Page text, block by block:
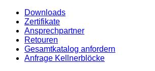
Downloads
Zertifikate
Ansprechpartner
Retouren
Gesamtkatalog anfordern
Anfrage Kellnerblöcke